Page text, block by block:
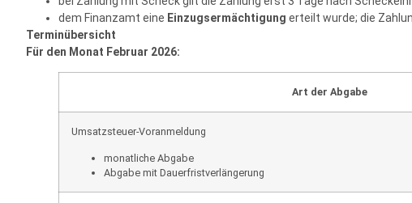
dem Finanzamt eine Einzugsermächtigung erteilt wurde; die
Terminübersicht
Für den Monat Februar 2026:
Art der Abgabe
Umsatzsteuer-Voranmeldung
monatliche Abgabe
Abgabe mit Dauerfristverlängerung